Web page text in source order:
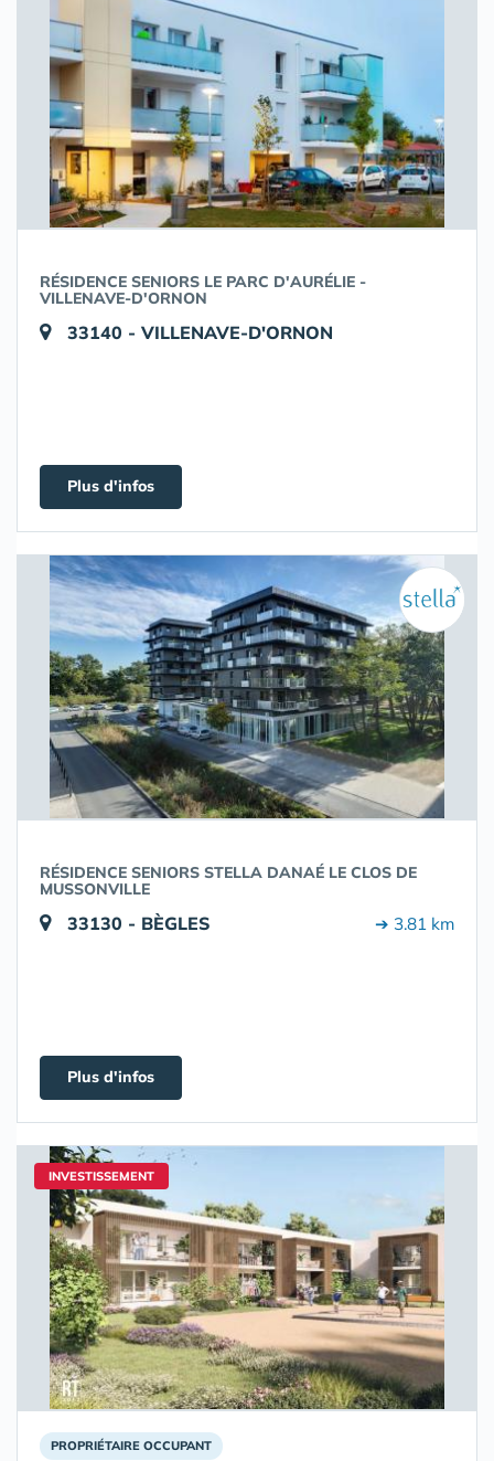
RÉSIDENCE SENIORS LE PARC D'AURÉLIE -
VILLENAVE-D'ORNON
33140 - VILLENAVE-D'ORNON
Plus d'infos
RÉSIDENCE SENIORS STELLA DANAÉ LE CLOS DE
MUSSONVILLE
33130 - BÈGLES ➔ 3.81 km
Plus d'infos
INVESTISSEMENT
PROPRIÉTAIRE OCCUPANT